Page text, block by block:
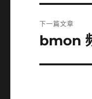
篇
文
下一篇文章
下
篇
bmon